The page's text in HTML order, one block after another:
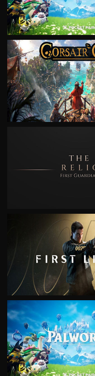
VIEW
VIEW
VIEW
VIEW